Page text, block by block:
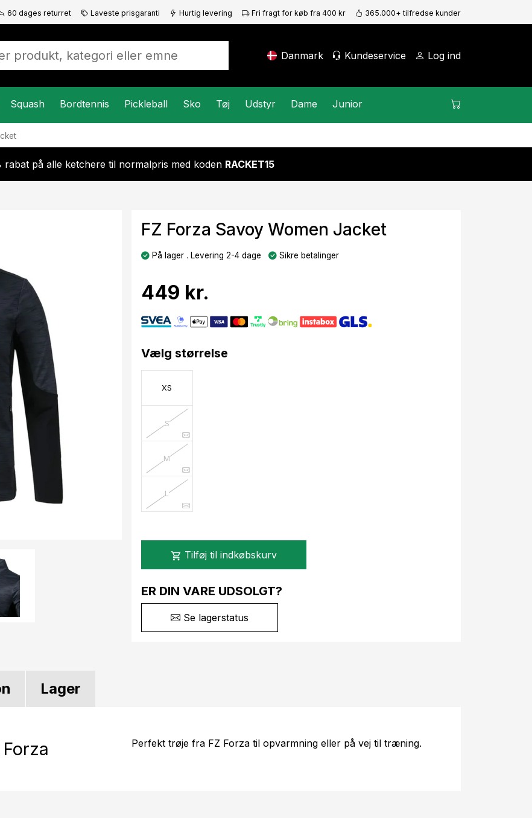
60 dages returret Laveste prisgaranti Hurtig levering Fri fragt for køb fra 400 kr 365.000+ tilfredse kunder
Danmark Kundeservice Log ind
Squash Bordtennis Pickleball Sko Tøj Udstyr Dame Junior
rabat på alle ketchere til normalpris med koden RACKET15
FZ Forza Savoy Women Jacket
På lager . Levering 2-4 dage Sikre betalinger
449 kr.
Vælg størrelse
XS
S
M
L
shopping_cart Tilføj til indkøbskurv
ER DIN VARE UDSOLGT?
Se lagerstatus
Lager
Perfekt trøje fra FZ Forza til opvarmning eller på vej til træning.